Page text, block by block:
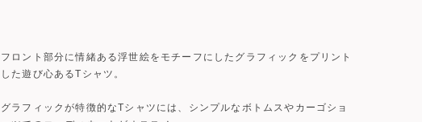
フロント部分に情緒ある浮世絵をモチーフにしたグラフィックをプリント
した遊び心あるTシャツ。
グラフィックが特徴的なTシャツには、シンプルなボトムスやカーゴショ